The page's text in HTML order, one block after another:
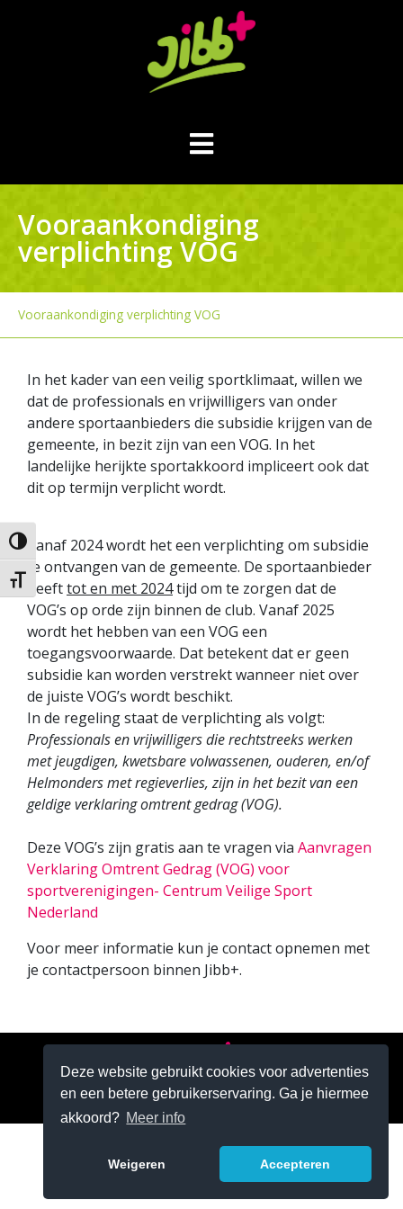
Deze website gebruikt cookies voor advertenties
en een betere gebruikerservaring. Ga je hiermee
akkoord? Meer info
Weigeren Accepteren
Keuze voor hoog contrast
Kies grootte van het lettertype
Vooraankondiging
verplichting VOG
Vooraankondiging verplichting VOG
In het kader van een veilig sportklimaat, willen we
dat de professionals en vrijwilligers van onder
andere sportaanbieders die subsidie krijgen van de
gemeente, in bezit zijn van een VOG. In het
landelijke herijkte sportakkoord impliceert ook dat
dit op termijn verplicht wordt.
Vanaf 2024 wordt het een verplichting om subsidie
te ontvangen van de gemeente. De sportaanbieder
heefttot en met 2024tijd om te zorgen dat de
VOG’s op orde zijn binnen de club. Vanaf 2025
wordt het hebben van een VOG een
toegangsvoorwaarde. Dat betekent dat er geen
subsidie kan worden verstrekt wanneer niet over
de juiste VOG’s wordt beschikt.
In de regeling staat de verplichting als volgt:
Professionals en vrijwilligers die rechtstreeks werken
met jeugdigen, kwetsbare volwassenen, ouderen, en/of
Helmonders met regieverlies, zijn in het bezit van een
geldige verklaring omtrent gedrag (VOG).
Deze VOG’s zijn gratis aan te vragen via Aanvragen
Verklaring Omtrent Gedrag (VOG) voor
sportverenigingen- Centrum Veilige Sport
Nederland
Voor meer informatie kun je contact opnemen met
je contactpersoon binnen Jibb+.